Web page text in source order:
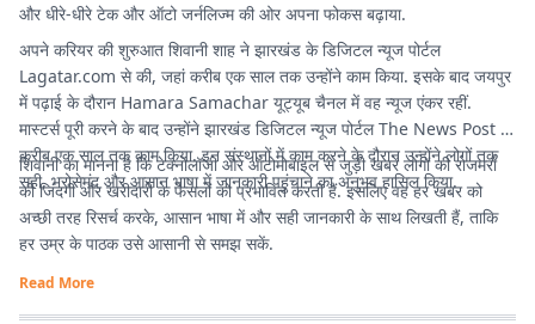
और धीरे-धीरे टेक और ऑटो जर्नलिज्म की ओर अपना फोकस बढ़ाया.
अपने करियर की शुरुआत शिवानी शाह ने झारखंड के डिजिटल न्यूज पोर्टल
Lagatar.com से की, जहां करीब एक साल तक उन्होंने काम किया. इसके बाद जयपुर
में पढ़ाई के दौरान Hamara Samachar यूट्यूब चैनल में वह न्यूज एंकर रहीं.
मास्टर्स पूरी करने के बाद उन्होंने झारखंड डिजिटल न्यूज पोर्टल The News Post में
करीब एक साल तक काम किया. इन संस्थानों में काम करने के दौरान उन्होंने लोगों तक
सही, भरोसेमंद और आसान भाषा में जानकारी पहुंचाने का अनुभव हासिल किया.
शिवानी का मानना है कि टेक्नोलॉजी और ऑटोमोबाइल से जुड़ी खबरें लोगों की रोजमर्रा
की जिंदगी और खरीदारी के फैसलों को प्रभावित करती हैं. इसलिए वह हर खबर को
अच्छी तरह रिसर्च करके, आसान भाषा में और सही जानकारी के साथ लिखती हैं, ताकि
हर उम्र के पाठक उसे आसानी से समझ सकें.
Read More